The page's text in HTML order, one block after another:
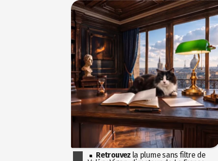
Retrouvez la plume sans filtre de